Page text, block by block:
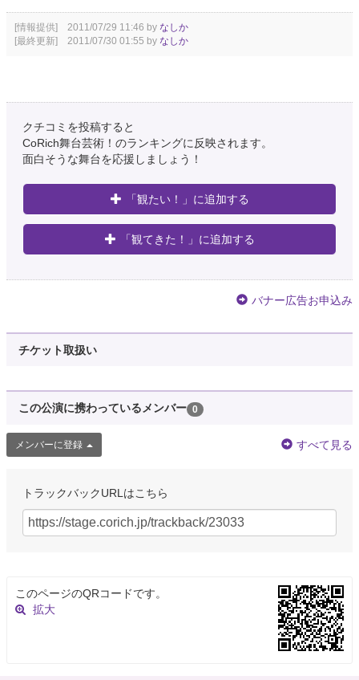
[情報提供] 2011/07/29 11:46 by なしか
[最終更新] 2011/07/30 01:55 by なしか
クチコミを投稿すると
CoRich舞台芸術！のランキングに反映されます。
面白そうな舞台を応援しましょう！
「観たい！」に追加する
「観てきた！」に追加する
バナー広告お申込み
チケット取扱い
この公演に携わっているメンバー 0
メンバーに登録 すべて見る
トラックバックURLはこちら
このページのQRコードです。
拡大